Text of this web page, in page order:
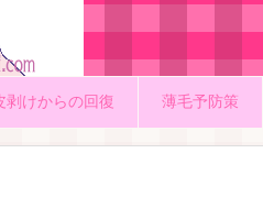
剥けからの回復 薄毛予防策